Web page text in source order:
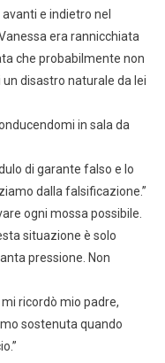
e indietro nel
era rannicchiata
che probabilmente non
disastro naturale da lei
in sala da
di garante falso e lo
dalla falsificazione.”
ogni mossa possibile.
situazione è solo
pressione. Non
ricordò mio padre,
sostenuta quando